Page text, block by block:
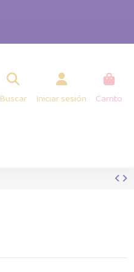
Buscar Iniciar sesión Carrito